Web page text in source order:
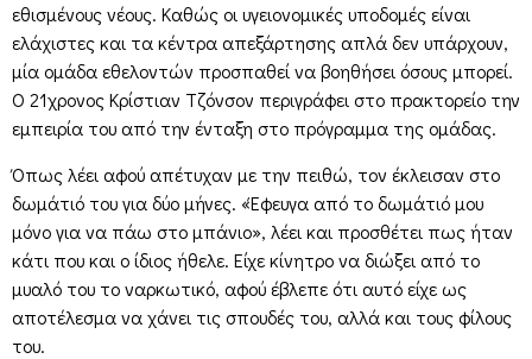
εθισμένους νέους. Καθώς οι υγειονομικές υποδομές είναι
ελάχιστες και τα κέντρα απεξάρτησης απλά δεν υπάρχουν,
μία ομάδα εθελοντών προσπαθεί να βοηθήσει όσους μπορεί.
Ο 21χρονος Κρίστιαν Τζόνσον περιγράφει στο πρακτορείο την
εμπειρία του από την ένταξη στο πρόγραμμα της ομάδας.
Όπως λέει αφού απέτυχαν με την πειθώ, τον έκλεισαν στο
δωμάτιό του για δύο μήνες. «Έφευγα από το δωμάτιό μου
μόνο για να πάω στο μπάνιο», λέει και προσθέτει πως ήταν
κάτι που και ο ίδιος ήθελε. Είχε κίνητρο να διώξει από το
μυαλό του το ναρκωτικό, αφού έβλεπε ότι αυτό είχε ως
αποτέλεσμα να χάνει τις σπουδές του, αλλά και τους φίλους
του.